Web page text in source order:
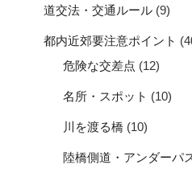
道交法・交通ルール (9)
都内近郊要注意ポイント
危険な交差点 (12)
名所・スポット (10)
川を渡る橋 (10)
陸橋側道・アンダーパ